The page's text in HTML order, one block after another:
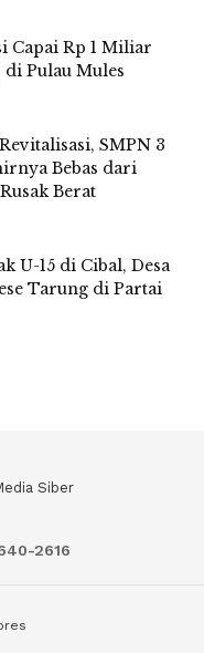
Capai Rp 1 Miliar
di Pulau Mules
SMPN 3
Bebas dari
Berat
U-15 di Cibal, Desa
Tarung di Partai
Siber
2616